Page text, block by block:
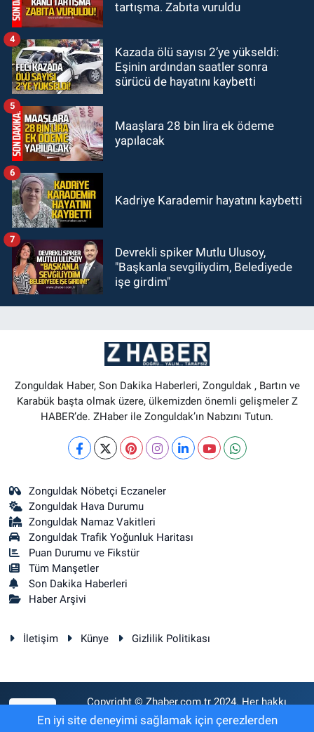
22:57 Kim yeni kim eski!
tartışma. Zabıta vuruldu
Kazada ölü sayısı 2’ye yükseldi:
Eşinin ardından saatler sonra
sürücü de hayatını kaybetti
4
Maaşlara 28 bin lira ek ödeme
yapılacak
5
Kadriye Karademir hayatını kaybetti
6
Devrekli spiker Mutlu Ulusoy,
"Başkanla sevgiliydim, Belediyede
işe girdim"
7
Zonguldak Haber, Son Dakika Haberleri, Zonguldak , Bartın ve
Karabük başta olmak üzere, ülkemizden önemli gelişmeler Z
HABER’de. ZHaber ile Zonguldak’ın Nabzını Tutun.
Zonguldak Nöbetçi Eczaneler
Zonguldak Hava Durumu
Zonguldak Namaz Vakitleri
Zonguldak Trafik Yoğunluk Haritası
Puan Durumu ve Fikstür
Tüm Manşetler
Son Dakika Haberleri
Haber Arşivi
İletişim Künye Gizlilik Politikası
Copyright © Zhaber.com.tr 2024. Her hakkı
saklıdır.
En iyi site deneyimi sağlamak için çerezlerden